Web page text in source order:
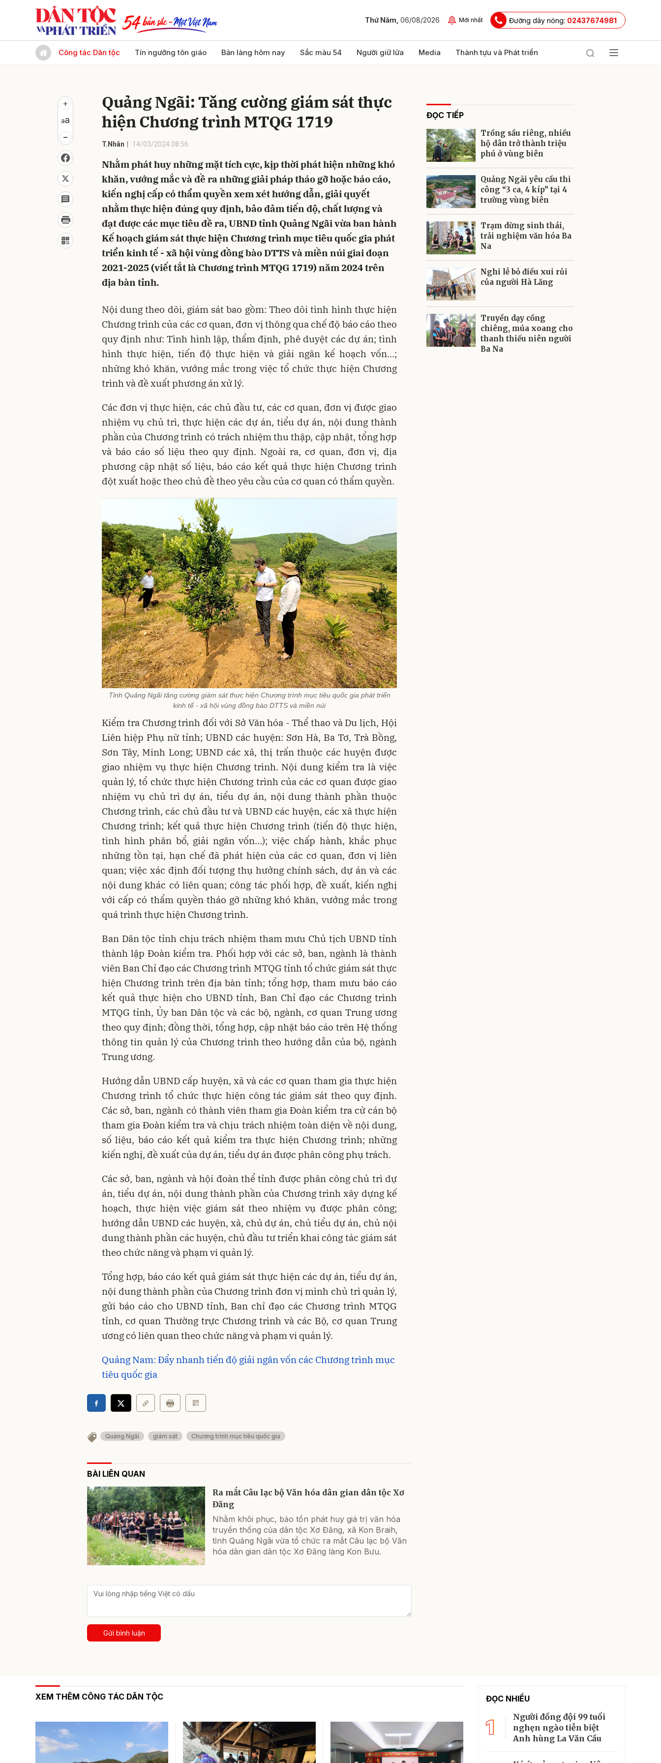
Thứ Năm, 06/08/2026 Mới nhất Đường dây nóng: 02437674981
Công tác Dân tộc Tín ngưỡng tôn giáo Bản làng hôm nay Sắc màu 54 Người giữ lửa Media Thành tựu và Phát triển
Quảng Ngãi: Tăng cường giám sát thực
hiện Chương trình MTQG 1719
T.Nhân 14/03/2024 08:56
Nhằm phát huy những mặt tích cực, kịp thời phát hiện những khó
khăn, vướng mắc và đề ra những giải pháp tháo gỡ hoặc báo cáo,
kiến nghị cấp có thẩm quyền xem xét hướng dẫn, giải quyết
nhằm thực hiện đúng quy định, bảo đảm tiến độ, chất lượng và
đạt được các mục tiêu đề ra, UBND tỉnh Quảng Ngãi vừa ban hành
Kế hoạch giám sát thực hiện Chương trình mục tiêu quốc gia phát
triển kinh tế - xã hội vùng đồng bào DTTS và miền núi giai đoạn
2021-2025 (viết tắt là Chương trình MTQG 1719) năm 2024 trên
địa bàn tỉnh.
Nội dung theo dõi, giám sát bao gồm: Theo dõi tình hình thực hiện
Chương trình của các cơ quan, đơn vị thông qua chế độ báo cáo theo
quy định như: Tình hình lập, thẩm định, phê duyệt các dự án; tình
hình thực hiện, tiến độ thực hiện và giải ngân kế hoạch vốn...;
những khó khăn, vướng mắc trong việc tổ chức thực hiện Chương
trình và đề xuất phương án xử lý.
Các đơn vị thực hiện, các chủ đầu tư, các cơ quan, đơn vị được giao
nhiệm vụ chủ trì, thực hiện các dự án, tiểu dự án, nội dung thành
phần của Chương trình có trách nhiệm thu thập, cập nhật, tổng hợp
và báo cáo số liệu theo quy định. Ngoài ra, cơ quan, đơn vị, địa
phương cập nhật số liệu, báo cáo kết quả thực hiện Chương trình
đột xuất hoặc theo chủ đề theo yêu cầu của cơ quan có thẩm quyền.
Tỉnh Quảng Ngãi tăng cường giám sát thực hiện Chương trình mục tiêu quốc gia phát triển
kinh tế - xã hội vùng đồng bào DTTS và miền núi
Kiểm tra Chương trình đối với Sở Văn hóa - Thể thao và Du lịch, Hội
Liên hiệp Phụ nữ tỉnh; UBND các huyện: Sơn Hà, Ba Tơ, Trà Bồng,
Sơn Tây, Minh Long; UBND các xã, thị trấn thuộc các huyện được
giao nhiệm vụ thực hiện Chương trình. Nội dung kiểm tra là việc
quản lý, tổ chức thực hiện Chương trình của các cơ quan được giao
nhiệm vụ chủ trì dự án, tiểu dự án, nội dung thành phần thuộc
Chương trình, các chủ đầu tư và UBND các huyện, các xã thực hiện
Chương trình; kết quả thực hiện Chương trình (tiến độ thực hiện,
tình hình phân bổ, giải ngân vốn…); việc chấp hành, khắc phục
những tồn tại, hạn chế đã phát hiện của các cơ quan, đơn vị liên
quan; việc xác định đối tượng thụ hưởng chính sách, dự án và các
nội dung khác có liên quan; công tác phối hợp, đề xuất, kiến nghị
với cấp có thẩm quyền tháo gỡ những khó khăn, vướng mắc trong
quá trình thực hiện Chương trình.
Ban Dân tộc tỉnh chịu trách nhiệm tham mưu Chủ tịch UBND tỉnh
thành lập Đoàn kiểm tra. Phối hợp với các sở, ban, ngành là thành
viên Ban Chỉ đạo các Chương trình MTQG tỉnh tổ chức giám sát thực
hiện Chương trình trên địa bàn tỉnh; tổng hợp, tham mưu báo cáo
kết quả thực hiện cho UBND tỉnh, Ban Chỉ đạo các Chương trình
MTQG tỉnh, Ủy ban Dân tộc và các bộ, ngành, cơ quan Trung ương
theo quy định; đồng thời, tổng hợp, cập nhật báo cáo trên Hệ thống
thông tin quản lý của Chương trình theo hướng dẫn của bộ, ngành
Trung ương.
Hướng dẫn UBND cấp huyện, xã và các cơ quan tham gia thực hiện
Chương trình tổ chức thực hiện công tác giám sát theo quy định.
Các sở, ban, ngành có thành viên tham gia Đoàn kiểm tra cử cán bộ
tham gia Đoàn kiểm tra và chịu trách nhiệm toàn diện về nội dung,
số liệu, báo cáo kết quả kiểm tra thực hiện Chương trình; những
kiến nghị, đề xuất của dự án, tiểu dự án được phân công phụ trách.
Các sở, ban, ngành và hội đoàn thể tỉnh được phân công chủ trì dự
án, tiểu dự án, nội dung thành phần của Chương trình xây dựng kế
hoạch, thực hiện việc giám sát theo nhiệm vụ được phân công;
hướng dẫn UBND các huyện, xã, chủ dự án, chủ tiểu dự án, chủ nội
dung thành phần các huyện, chủ đầu tư triển khai công tác giám sát
theo chức năng và phạm vi quản lý.
Tổng hợp, báo cáo kết quả giám sát thực hiện các dự án, tiểu dự án,
nội dung thành phần của Chương trình đơn vị mình chủ trì quản lý,
gửi báo cáo cho UBND tỉnh, Ban chỉ đạo các Chương trình MTQG
tỉnh, cơ quan Thường trực Chương trình và các Bộ, cơ quan Trung
ương có liên quan theo chức năng và phạm vi quản lý.
Quảng Nam: Đẩy nhanh tiến độ giải ngân vốn các Chương trình mục
tiêu quốc gia
Quảng Ngãi giám sát Chương trình mục tiêu quốc gia
BÀI LIÊN QUAN
Ra mắt Câu lạc bộ Văn hóa dân gian dân tộc Xơ
Đăng
Nhằm khôi phục, bảo tồn phát huy giá trị văn hóa
truyền thống của dân tộc Xơ Đăng, xã Kon Braih,
tỉnh Quảng Ngãi vừa tổ chức ra mắt Câu lạc bộ Văn
hóa dân gian dân tộc Xơ Đăng làng Kon Bưu.
Gửi bình luận
ĐỌC TIẾP
Trồng sầu riêng, nhiều
hộ dân trở thành triệu
phú ở vùng biên
Quảng Ngãi yêu cầu thi
công “3 ca, 4 kíp” tại 4
trường vùng biên
Trạm dừng sinh thái,
trải nghiệm văn hóa Ba
Na
Nghi lễ bỏ điều xui rủi
của người Hà Lăng
Truyền dạy cồng
chiêng, múa xoang cho
thanh thiếu niên người
Ba Na
XEM THÊM CÔNG TÁC DÂN TỘC ĐỌC NHIỀU
1
Người đồng đội 99 tuổi
nghẹn ngào tiễn biệt
Anh hùng La Văn Cầu
Gửi bình luận
Hủy Gửi